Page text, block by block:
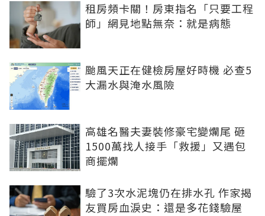
租房頻卡關！房東指名「只要工程
師」網見地點無奈：就是病態
颱風天正在健檢房屋好時機 必查5
大漏水與淹水風險
高雄名醫夫妻裝修豪宅變爛尾 砸
1500萬找人接手「救援」又遇包
商擺爛
驗了3次水泥塊仍在排水孔 作家揭
友買房血淚史：還是多花錢驗屋